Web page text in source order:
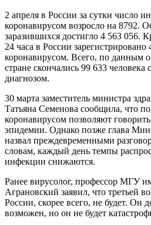
2 апреля в России за сутки число
коронавирусом возросло на 8792.
заразившихся достигло 4 563 056.
24 часа в России
коронавирусом. Всего, по данным
стране скончались 99 633
диагнозом.
30 марта заместитель министра
Татьяна Семенова сообщила, что
коронавирусом позволяют
эпидемии. Однако позже глава
назвал преждевременными
словам, каждый день темпы
инфекции снижаются.
Ранее вирусолог, профессор МГУ
Аграновский заявил, что третьей
России, скорее всего, не будет. Он
возможен, но он не будет